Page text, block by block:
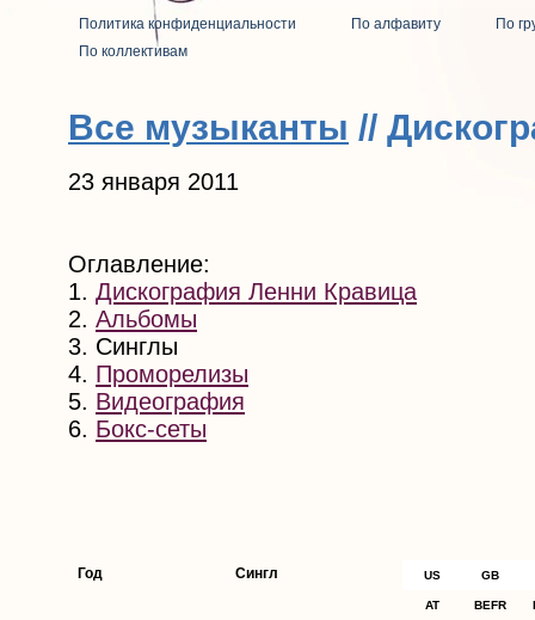
Политика конфиденциальности По алфавиту
По
По коллективам
Все музыканты //
23 января 2011
Оглавление:
1. Дискография Ленни Кравица
2. Альбомы
3. Синглы
4. Проморелизы
5. Видеография
6. Бокс-сеты
Год Сингл US GB
AT BEFR